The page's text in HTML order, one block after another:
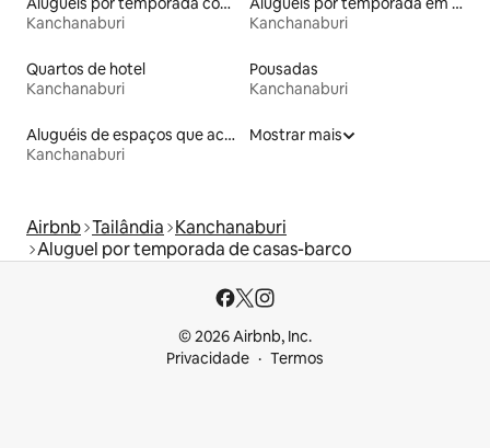
Kanchanaburi
Kanchanaburi
Quartos de hotel
Kanchanaburi
Pousadas
Kanchanaburi
Aluguéis de espaços que aceitam animais de estimação
Kanchanaburi
Mostrar mais
Airbnb Tailândia Kanchanaburi
Aluguel por temporada de casas-barco
© 2026 Airbnb, Inc.
Privacidade
Termos